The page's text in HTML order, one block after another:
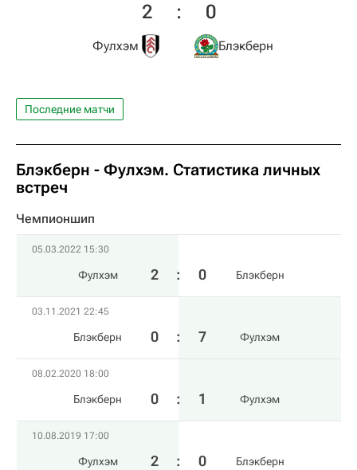
Фулхэм
2 : 0
Блэкберн
Последние матчи
Блэкберн - Фулхэм. Статистика личных
встреч
Чемпионшип
05.03.2022 15:30
Фулхэм 2 : 0 Блэкберн
03.11.2021 22:45
Блэкберн 0 : 7 Фулхэм
08.02.2020 18:00
Блэкберн 0 : 1 Фулхэм
10.08.2019 17:00
Фулхэм 2 : 0 Блэкберн